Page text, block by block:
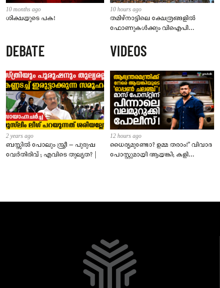
10 months ago
ശിക്ഷയുടെ പക!
10 hours ago
തമിഴ്‌നാട്ടിലെ ക്ഷേത്രങ്ങളിൽ
ഫോണുകൾക്കും വിഐപി
സെപ്റ്റംബർ 1 മുതൽ നിലവിൽ
വരും
DEBATE
2 years ago
ബസ്സിൽ പോലും സ്ത്രീ – പുരുഷ
വേർതിരിവ് ; എവിടെ തുല്യത? |
VIDEOS
12 hours ago
ധൈര്യമുണ്ടോ? ഉമ്മ തരാം!” വിവാദ
പോസ്റ്റുമായി ആയങ്കി; കളി